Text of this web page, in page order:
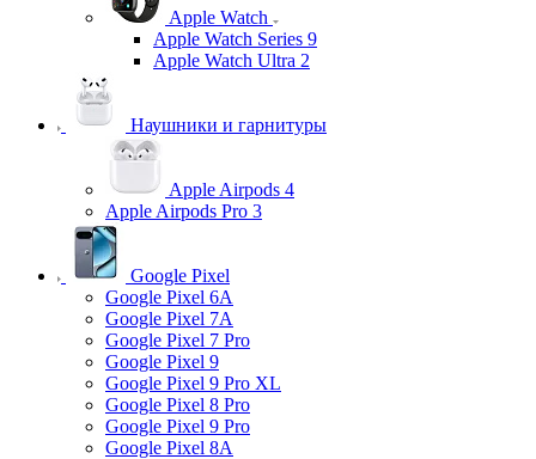
Apple Watch
Apple Watch Series 9
Apple Watch Ultra 2
Наушники и гарнитуры
Apple Airpods 4
Apple Airpods Pro 3
Google Pixel
Google Pixel 6A
Google Pixel 7А
Google Pixel 7 Pro
Google Pixel 9
Google Pixel 9 Pro XL
Google Pixel 8 Pro
Google Pixel 9 Pro
Google Pixel 8A